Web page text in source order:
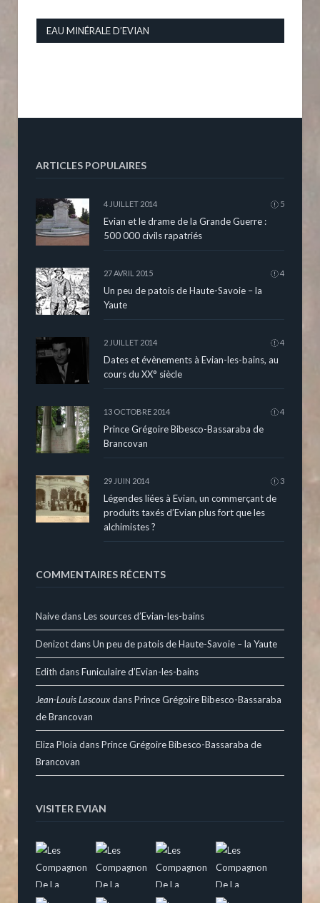
EAU MINÉRALE D’EVIAN
ARTICLES POPULAIRES
4 JUILLET 2014 5
Evian et le drame de la Grande Guerre :
500 000 civils rapatriés
27 AVRIL 2015 4
Un peu de patois de Haute-Savoie – la
Yaute
2 JUILLET 2014 4
Dates et évènements à Evian-les-bains, au
cours du XX° siècle
13 OCTOBRE 2014 4
Prince Grégoire Bibesco-Bassaraba de
Brancovan
29 JUIN 2014 3
Légendes liées à Evian, un commerçant de
produits taxés d’Evian plus fort que les
alchimistes ?
COMMENTAIRES RÉCENTS
NaivedansLes sources d’Evian-les-bains
DenizotdansUn peu de patois de Haute-Savoie – la Yaute
Edith dansFuniculaire d’Evian-les-bains
Jean-Louis LascouxdansPrince Grégoire Bibesco-Bassaraba
de Brancovan
Eliza Ploia dansPrince Grégoire Bibesco-Bassaraba de
Brancovan
VISITER EVIAN